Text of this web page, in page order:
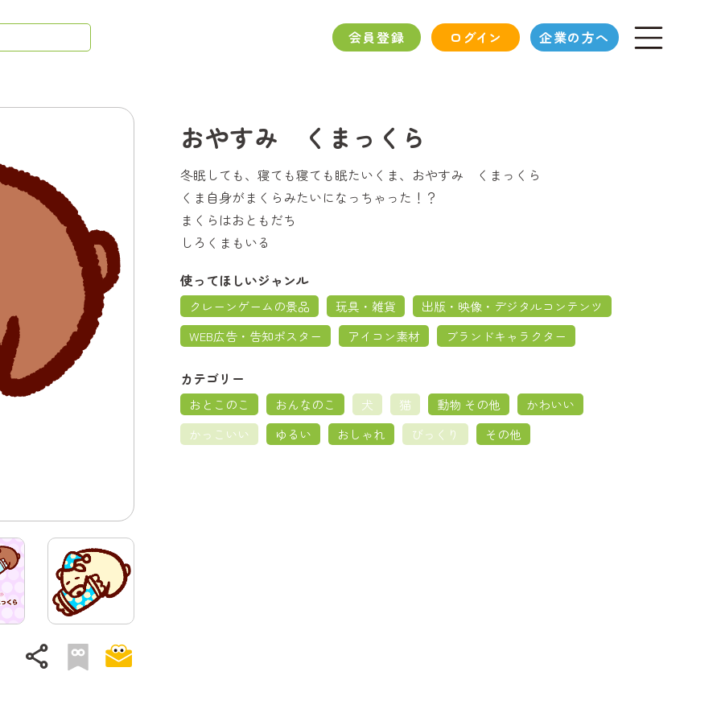
会員登録 ログイン 企業の方へ
share
おやすみ くまっくら
冬眠しても、寝ても寝ても眠たいくま、おやすみ くまっくら
くま自身がまくらみたいになっちゃった！？
まくらはおともだち
しろくまもいる
使ってほしいジャンル
クレーンゲームの景品 玩具・雑貨
出版・映像・デジタルコンテンツ
WEB広告・告知ポスター
アイコン素材 ブランドキャラクター
カテゴリー
おとこのこ おんなのこ 犬 猫 動物 その他
かわいい
かっこいい
ゆるい おしゃれ びっくり その他